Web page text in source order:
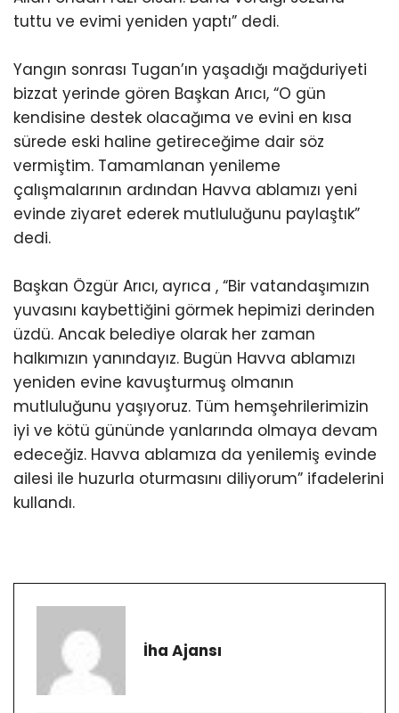
tuttu ve evimi yeniden yaptı” dedi.
Yangın sonrası Tugan’ın yaşadığı mağduriyeti
bizzat yerinde gören Başkan Arıcı, “O gün
kendisine destek olacağıma ve evini en kısa
sürede eski haline getireceğime dair söz
vermiştim. Tamamlanan yenileme
çalışmalarının ardından Havva ablamızı yeni
evinde ziyaret ederek mutluluğunu paylaştık”
dedi.
Başkan Özgür Arıcı, ayrıca , “Bir vatandaşımızın
yuvasını kaybettiğini görmek hepimizi derinden
üzdü. Ancak belediye olarak her zaman
halkımızın yanındayız. Bugün Havva ablamızı
yeniden evine kavuşturmuş olmanın
mutluluğunu yaşıyoruz. Tüm hemşehrilerimizin
iyi ve kötü gününde yanlarında olmaya devam
edeceğiz. Havva ablamıza da yenilemiş evinde
ailesi ile huzurla oturmasını diliyorum” ifadelerini
kullandı.
İha Ajansı